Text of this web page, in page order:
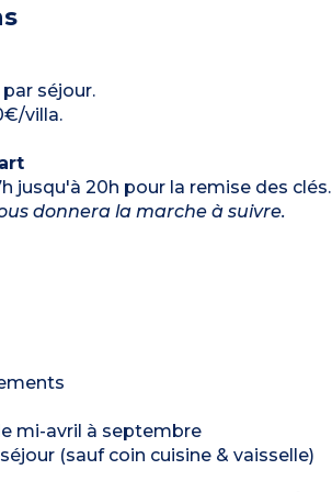
séjour.
villa.
jusqu'à 20h pour la remise des clés.
donnera la marche à suivre.
mi-avril à septembre
(sauf coin cuisine & vaisselle)